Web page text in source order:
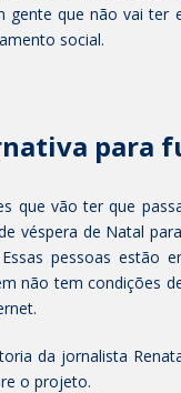
gente que não vai
social.
para
que vão ter que
véspera de Natal
pessoas estão
não tem condições
da jornalista
o projeto.